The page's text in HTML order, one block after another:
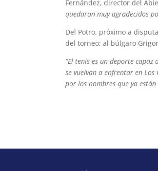
Fernández, director del
quedaron muy agradecidos
Del Potro, próximo a
del torneo; al búlgaro
“El tenis es un deporte
se vuelvan a enfrentar en
por los nombres que ya